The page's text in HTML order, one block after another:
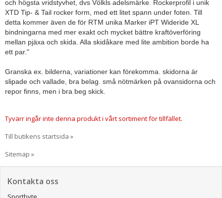
och högsta vridstyvhet, dvs Völkls adelsmärke. Rockerprofil i unik
XTD Tip- & Tail rocker form, med ett litet spann under foten. Till
detta kommer även de för RTM unika Marker iPT Wideride XL
bindningarna med mer exakt och mycket bättre kraftöverföring
mellan pjäxa och skida. Alla skidåkare med lite ambition borde ha
ett par."
Granska ex. bilderna, variationer kan förekomma. skidorna är
slipade och vallade, bra belag. små nötmärken på ovansidorna och
repor finns, men i bra beg skick.
Tyvärr ingår inte denna produkt i vårt sortiment för tillfället.
Till butikens startsida »
Sitemap »
Kontakta oss